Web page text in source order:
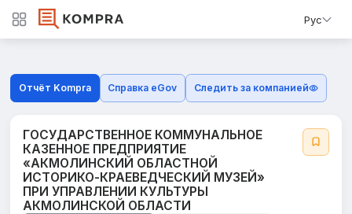
Рус
Отчёт Kompra Справка eGov Следить за компанией
ГОСУДАРСТВЕННОЕ КОММУНАЛЬНОЕ
КАЗЕННОЕ ПРЕДПРИЯТИЕ
«АКМОЛИНСКИЙ ОБЛАСТНОЙ
ИСТОРИКО-КРАЕВЕДЧЕСКИЙ МУЗЕЙ»
ПРИ УПРАВЛЕНИИ КУЛЬТУРЫ
АКМОЛИНСКОЙ ОБЛАСТИ